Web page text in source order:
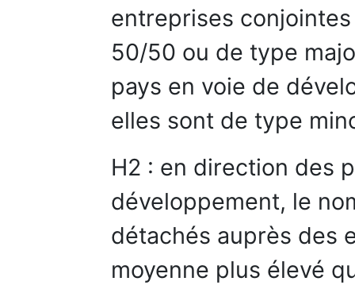
entreprises
50/50 ou de type
pays en voie de
elles sont de type
H2 : en direction des
développement, le
détachés auprès des
moyenne plus élevé